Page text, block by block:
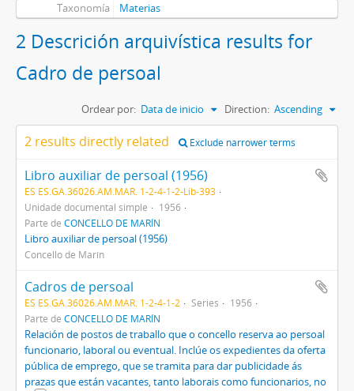
Taxonomía Materias
2 Descrición arquivística results for
Cadro de persoal
Ordear por: Data de inicio Direction: Ascending
2 results directly related Exclude narrower terms
Libro auxiliar de persoal (1956)
ES ES.GA.36026.AM.MAR. 1-2-4-1-2-Lib-393
Unidade documental simple
1956
Parte de CONCELLO DE MARÍN
Libro auxiliar de persoal (1956)
Concello de Marín
Cadros de persoal
ES ES.GA.36026.AM.MAR. 1-2-4-1-2 Series
1956
Parte de CONCELLO DE MARÍN
Relación de postos de traballo que o concello reserva ao persoal
funcionario, laboral ou eventual. Inclúe os expedientes da oferta
pública de emprego, que se tramita para dar publicidade ás
prazas que están vacantes, tanto laborais como funcionarios, no